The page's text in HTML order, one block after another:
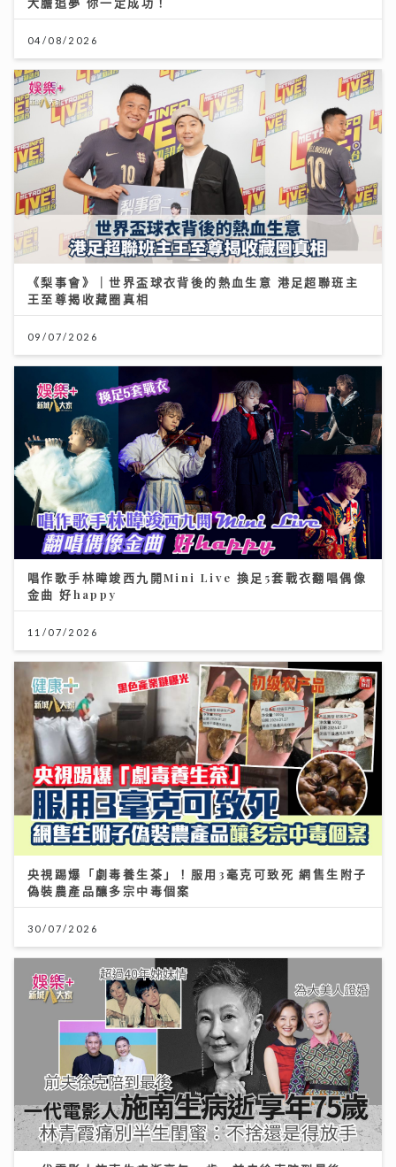
04/08/2026
《梨事會》｜世界盃球衣背後的熱血生意 港足超聯班主
王至尊揭收藏圈真相
09/07/2026
唱作歌手林暐竣西九開Mini Live 換足5套戰衣翻唱偶像
金曲 好happy
11/07/2026
央視踢爆「劇毒養生茶」！服用3毫克可致死 網售生附子
偽裝農產品釀多宗中毒個案
30/07/2026